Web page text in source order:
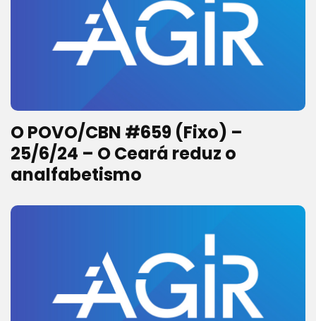
O POVO/CBN #659 (Fixo) –
25/6/24 – O Ceará reduz o
analfabetismo